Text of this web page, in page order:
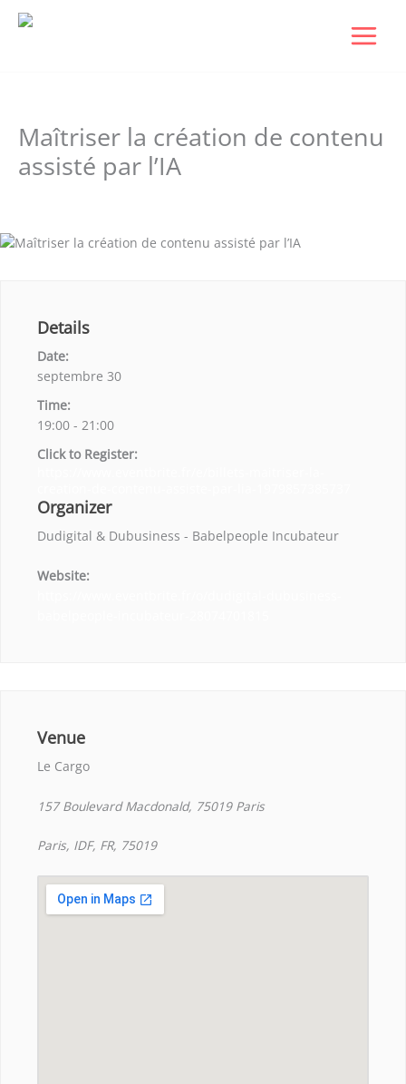
Aller
Maîtriser la création de contenu
assisté par l’IA
Details
Date:
septembre 30
Time:
19:00 - 21:00
Click to Register:
Organizer
Dudigital & Dubusiness - Babelpeople Incubateur
Website:
Venue
Le Cargo
157 Boulevard Macdonald, 75019 Paris
Paris, IDF, FR, 75019